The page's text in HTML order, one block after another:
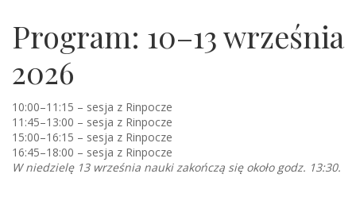
Program: 10–13 września
2026
10:00–11:15 – sesja z Rinpocze
11:45–13:00 – sesja z Rinpocze
15:00–16:15 – sesja z Rinpocze
16:45–18:00 – sesja z Rinpocze
W niedzielę 13 września nauki zakończą się około godz. 13:30.